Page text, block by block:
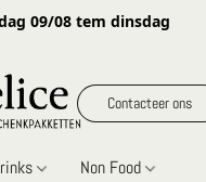
09/08 tem dinsdag
Contacteer ons
Non Food